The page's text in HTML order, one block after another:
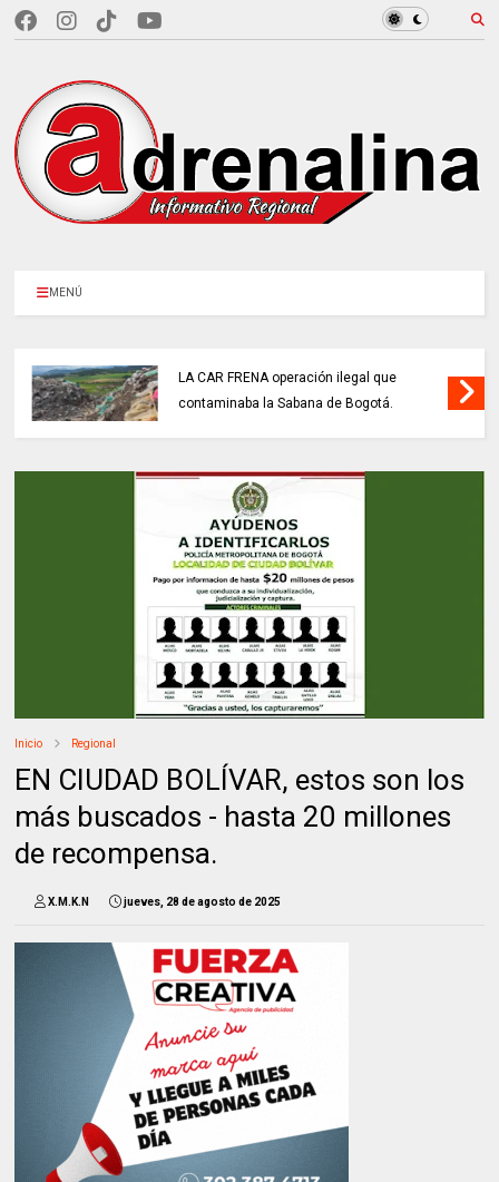
MENÚ
LA CAR FRENA operación ilegal que
contaminaba la Sabana de Bogotá.
Inicio Regional
EN CIUDAD BOLÍVAR, estos son los
más buscados - hasta 20 millones
de recompensa.
X.M.K.N jueves, 28 de agosto de 2025